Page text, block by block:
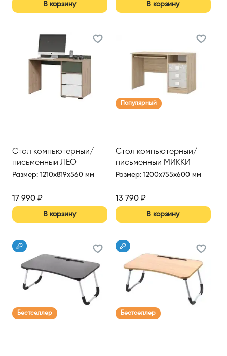
В корзину В корзину
Стол компьютерный/
письменный ЛЕО
Размер: 1210x819x560 мм
17 990 ₽
В корзину
Популярный
Стол компьютерный/
письменный МИККИ
Размер: 1200x755x600 мм
13 790₽
В корзину
Бестселлер Бестселлер